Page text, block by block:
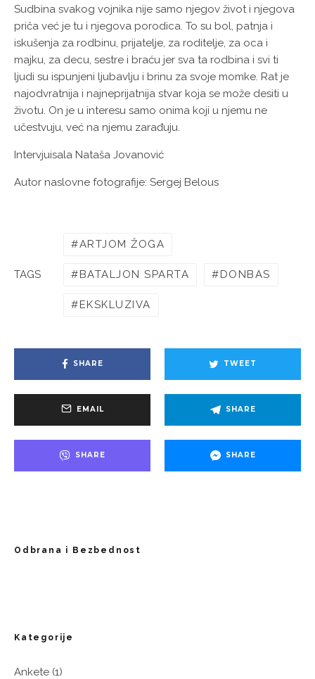
Sudbina svakog vojnika nije samo njegov život i njegova
priča već je tu i njegova porodica. To su bol, patnja i
iskušenja za rodbinu, prijatelje, za roditelje, za oca i
majku, za decu, sestre i braću jer sva ta rodbina i svi ti
ljudi su ispunjeni ljubavlju i brinu za svoje momke. Rat je
najodvratnija i najneprijatnija stvar koja se može desiti u
životu. On je u interesu samo onima koji u njemu ne
učestvuju, već na njemu zarađuju.
Intervjuisala Nataša Jovanović
Autor naslovne fotografije: Sergej Belous
TAGS
ARTJOM ŽOGA
BATALJON SPARTA DONBAS
EKSKLUZIVA
SHARE TWEET
EMAIL SHARE
SHARE SHARE
Odbrana i Bezbednost
Kategorije
Ankete (1)